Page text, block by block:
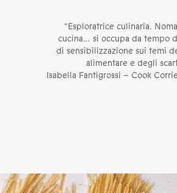
“Esploratrice culinaria.
cucina… si occupa da tempo
di sensibilizzazione sui temi
alimentare e degli
Isabella Fantigrossi – Cook